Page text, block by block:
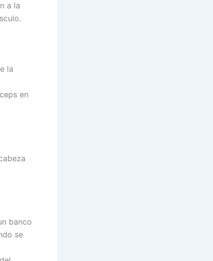
a la
la
en
banco
se